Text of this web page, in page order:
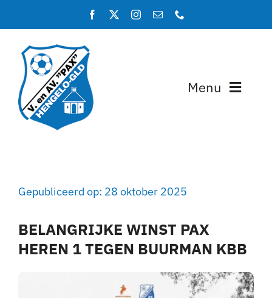
naar
inhoud
Menu
Teams
Lidmaatschap
Gepubliceerd op: 28 oktober 2025
BELANGRIJKE WINST PAX
HEREN 1 TEGEN BUURMAN KBB